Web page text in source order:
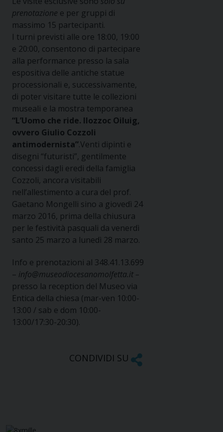
prenotazione e per gruppi di
massimo 15 partecipanti.
I turni previsti alle ore 18:00, 19:00
e 20:00, consentono di partecipare
alla performance presso la sala
espositiva delle antiche statue
processionali e, successivamente,
di poter visitare tutte le collezioni
museali e la mostra temporanea
“L’Uomo che ride. Ilozzoc Oiluig,
ovvero Giulio Cozzoli
antimodernista”.Venti dipinti e
disegni “futuristi”, gentilmente
concessi dagli eredi della famiglia
Cozzoli, ancora visitabili
nell’allestimento a cura del prof.
Gaetano Mongelli sino a giovedì 24
marzo 2016, prima della chiusura
per le festività pasquali da venerdì
santo 25 marzo a lunedì 28 marzo.
Info e prenotazioni al 348.41.13.699
– info@museodiocesanomolfetta.it –
presso la reception del Museo via
Entica della chiesa (mar-ven 10:00-
13:00 / sab e dom 10:00-
13:00/17:30-20:30).
CONDIVIDI SU